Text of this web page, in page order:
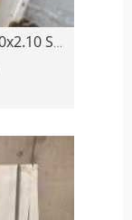
Pneu vélo Kenda 54-406 DTC 20x2.10 SMALL BLOCK EIG